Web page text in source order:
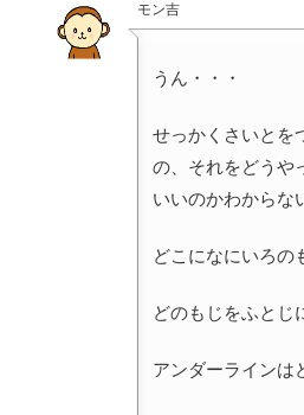
モン吉
うん・・・
せっかくさいとを
の、それをどうや
いいのかわからな
どこになにいろの
どのもじをふとじ
アンダーラインは